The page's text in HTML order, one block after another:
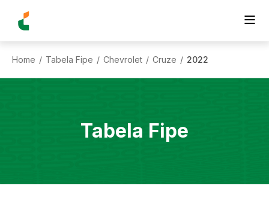
Home / Tabela Fipe / Chevrolet / Cruze / 2022
Tabela Fipe